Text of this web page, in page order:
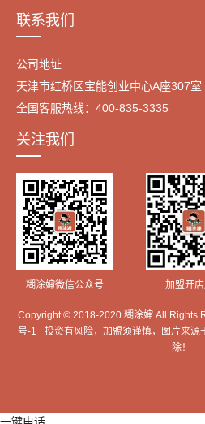
联系我们
公司地址
天津市红桥区宝能创业中心A座307室
全国客服热线：400-835-3335
关注我们
糊涂婶微信公众号 加盟开
Copyright © 2018-2020 糊涂婶 All Rights
号-1
投资有风险，加盟须谨慎，图片来源
除！